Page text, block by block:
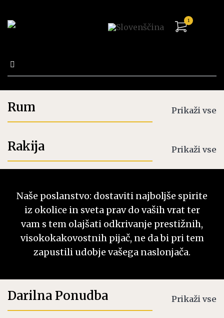
1
Rum Prikaži vse
Rakija Prikaži vse
Naše poslanstvo: dostaviti najboljše spirite
iz okolice in sveta prav do vaših vrat ter
vam s tem olajšati odkrivanje prestižnih,
visokokakovostnih pijač, ne da bi pri tem
zapustili udobje vašega naslonjača.
Darilna Ponudba Prikaži vse